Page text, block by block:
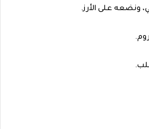
ونضعه على الأرز.